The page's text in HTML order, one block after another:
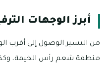
أبرز الوجهات
من اليسير الوصول إلى أقرب
منطقة شعم رأس الخيمة،